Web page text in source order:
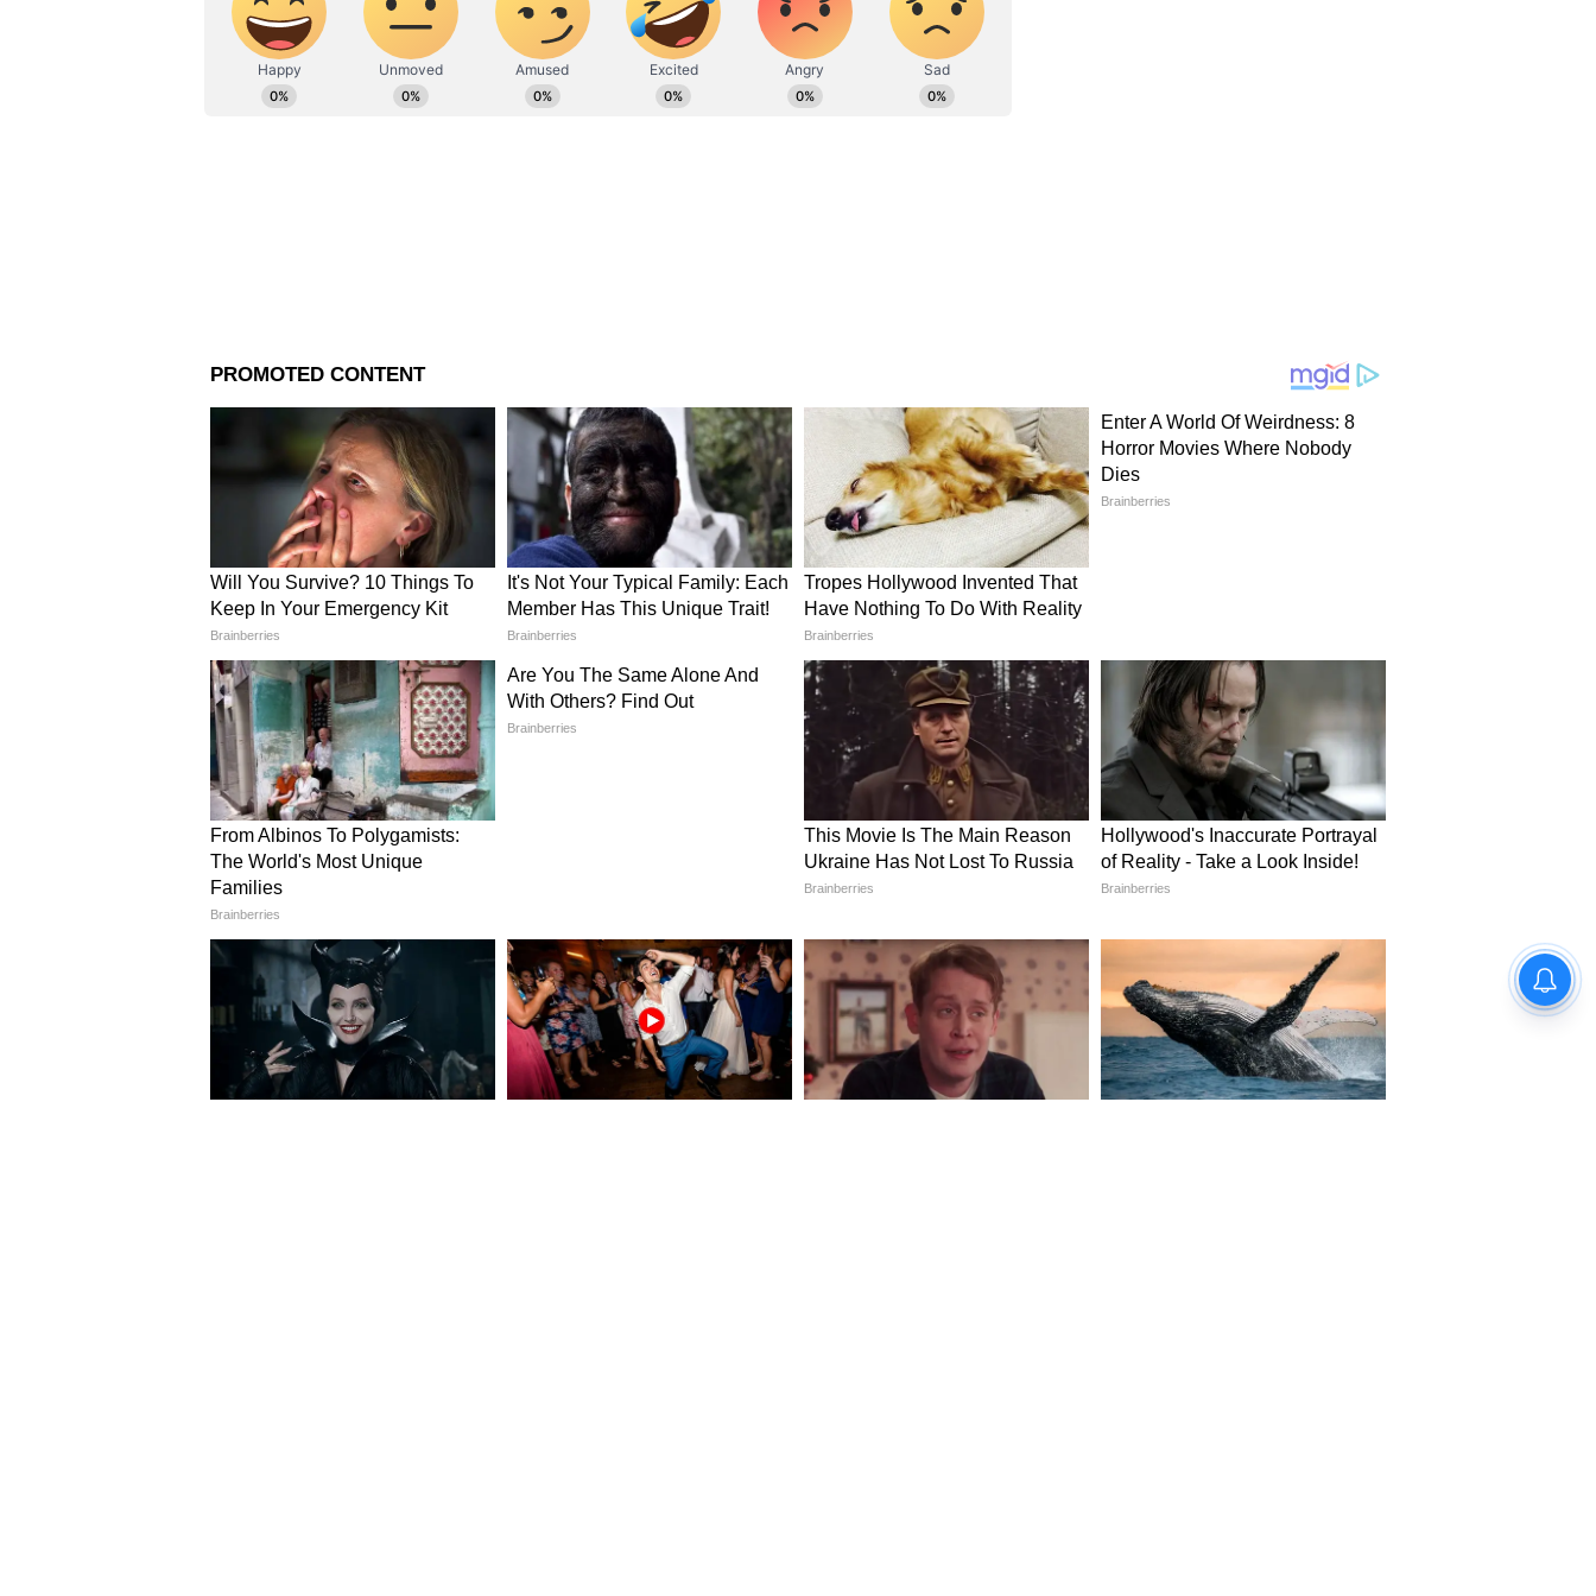
একটা অধিকারের মধ্যে পড়ে গিয়েছে। এরা করবে দেশ শাসন।' পাশাপাশি তিনি আরও
বলেন,'আমি স্থানীয় প্রশাসনকে সজাগ থাকতে বলব। নির্বাচনের আগে বর্ডারে মানুষকে
বিএসএফ ভয় দেখাবে বলেও আমার কাছে খবর আছে। তবে আমি বলছি আপনাদের, কিছু
আরও পড়ুন -
আবহাওয়ায় পুরোপুরি ভোলবদল, দুই বঙ্গেই বজ্রবিদ্যুৎসহ ভারী থেকে অতি ভারী বৃষ্টি
রাজভবনে প্রায় দেড় ঘণ্টার বৈঠক সিভি আনন্দ বোস - রাজীব সিনহার, তবে কি সংঘাত
মিটল
কোর্টের নির্দেশে কেন্দ্রীয় নিরাপত্তা নৌশাদ সিদ্দিকির, রাজ্যের বিরুদ্ধে ক্ষোভ উগরে
দিলেন ভাঙড়ের বিধায়ক